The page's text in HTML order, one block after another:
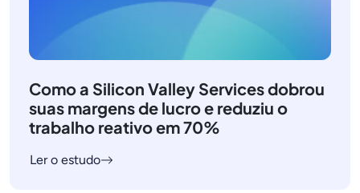
Como a Silicon Valley Services dobrou
suas margens de lucro e reduziu o
trabalho reativo em 70%
Ler o estudo